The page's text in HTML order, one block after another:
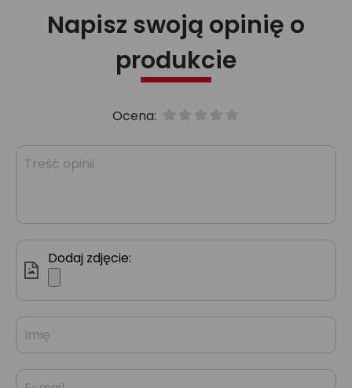
Napisz swoją opinię o
produkcie
Ocena:
Dodaj zdjęcie: